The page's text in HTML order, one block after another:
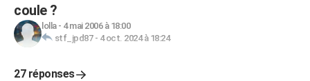
coule ?
lolla- 4 mai 2006 à 18:00
stf_jpd87- 4 oct. 2024 à 18:24
27 réponses